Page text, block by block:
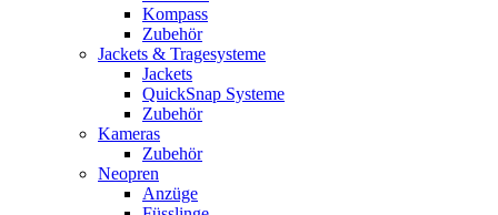
Kompass
Zubehör
Jackets & Tragesysteme
Jackets
QuickSnap Systeme
Zubehör
Kameras
Zubehör
Neopren
Anzüge